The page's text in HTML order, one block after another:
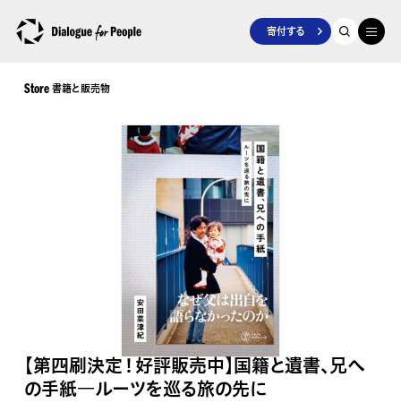
寄付する
Store書籍と販売物
【第四刷決定！好評販売中】国籍と遺書、兄へ
の手紙―ルーツを巡る旅の先に